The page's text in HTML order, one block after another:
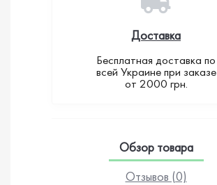
Доставка
Бесплатная доставка по
всей Украине при заказе
от 2000 грн.
Обзор товара
Отзывов (0)